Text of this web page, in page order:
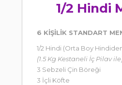
1/2 Hindi
6 KİŞİLİK STANDART
1/2 Hindi (Orta Boy
(1.5 Kg Kestaneli İç Pilav
3 Sebzeli Çin Böreği
3 İçli Köfte